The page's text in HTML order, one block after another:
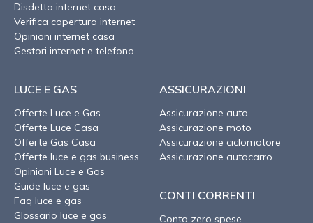
Disdetta internet casa
Verifica copertura internet
Opinioni internet casa
Gestori internet e telefono
LUCE E GAS
Offerte Luce e Gas
Offerte Luce Casa
Offerte Gas Casa
Offerte luce e gas business
Opinioni Luce e Gas
Guide luce e gas
Faq luce e gas
Glossario luce e gas
ASSICURAZIONI
Assicurazione auto
Assicurazione moto
Assicurazione ciclomotore
Assicurazione autocarro
CONTI CORRENTI
Conto zero spese